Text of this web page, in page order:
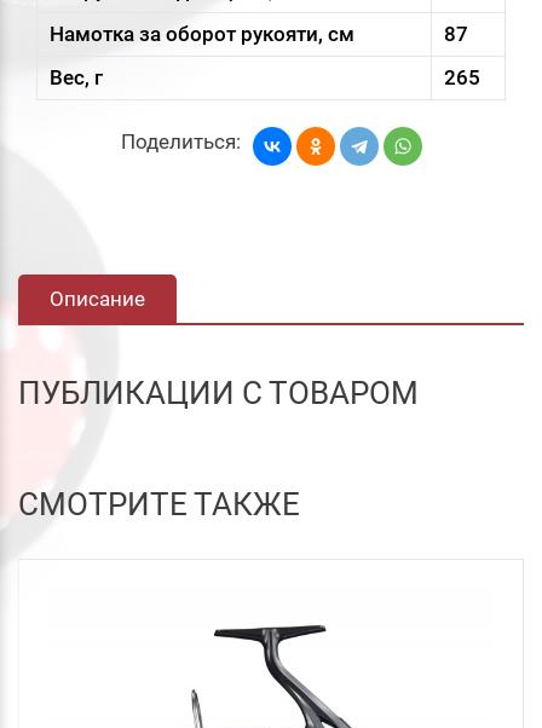
Намотка за оборот рукояти, см
87
Вес, г
265
Поделиться:
Описание
ПУБЛИКАЦИИ С ТОВАРОМ
СМОТРИТЕ ТАКЖЕ